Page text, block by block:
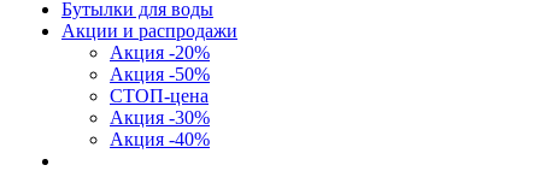
Бутылки для воды
Акции и распродажи
Акция -20%
Акция -50%
СТОП-цена
Акция -30%
Акция -40%